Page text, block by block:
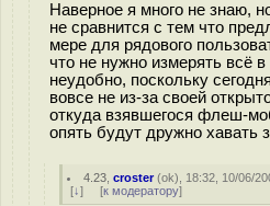
Наверное я много не знаю,
не сравнится с тем что
мере для рядового
что не нужно измерять всё в
неудобно, поскольку
вовсе не из-за своей
откуда взявшегося флеш-
опять будут дружно хавать
4.23 ,croster(ok), 18:32, 10/06/
[↓] [к модератору]